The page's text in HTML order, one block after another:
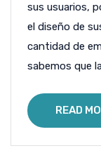
sus usuarios,
el diseño de
cantidad de
sabemos que
READ